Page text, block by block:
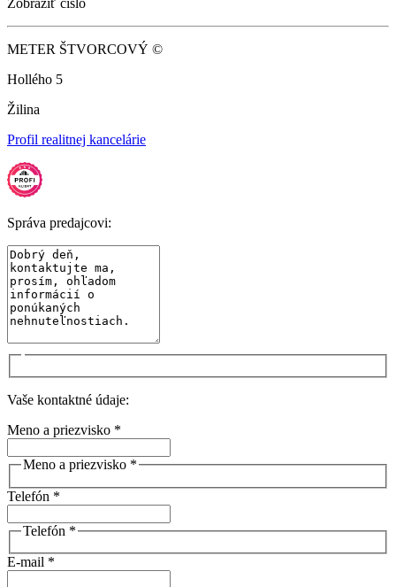
METER ŠTVORCOVÝ ©
Hollého 5
Žilina
Profil realitnej kancelárie
Správa predajcovi:
Vaše kontaktné údaje:
Meno a priezvisko *
Meno a priezvisko *
Telefón *
Telefón *
E-mail *